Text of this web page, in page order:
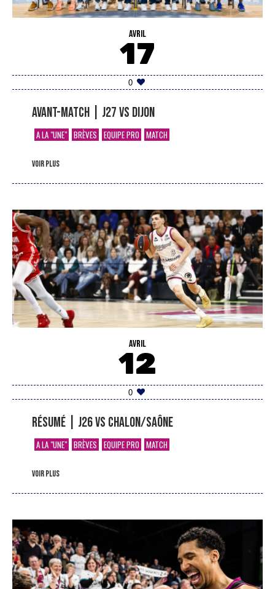
AVRIL
17
0
Avant-match | J27 vs Dijon
A LA "UNE" BRÈVES EQUIPE PRO MATCH
voir plus
AVRIL
12
0
Résumé | J26 vs Chalon/Saône
A LA "UNE" BRÈVES EQUIPE PRO MATCH
voir plus